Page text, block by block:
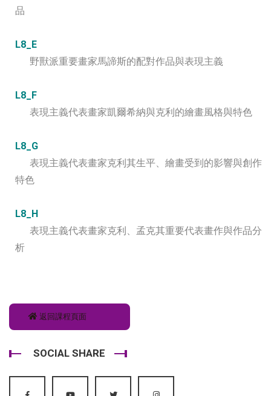
品
L8_E
野獸派重要畫家馬諦斯的配對作品與表現主義
L8_F
表現主義代表畫家凱爾希納與克利的繪畫風格與特色
L8_G
表現主義代表畫家克利其生平、繪畫受到的影響與創作
特色
L8_H
表現主義代表畫家克利、孟克其重要代表畫作與作品分
析
返回課程頁面
SOCIAL SHARE